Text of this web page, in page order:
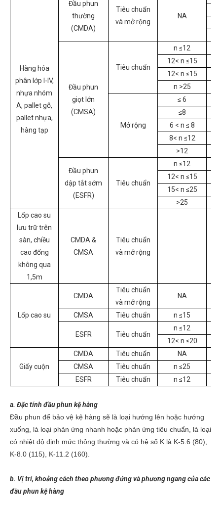
Hàng hóa
phân lớp I-IV,
nhựa nhóm
A, pallet gỗ,
pallet nhựa,
hàng tạp
Đầu phun
thường
(CMDA)
Tiêu chuẩn
và mở rộng
NA
Đầu phun
giọt lớn
(CMSA)
Tiêu chuẩn
n ≤12
12< n ≤15
12< n ≤15
n >25
Mở rộng
≤ 6
≤8
6 < n ≤ 8
8< n ≤12
>12
Đầu phun
dập tắt sớm
(ESFR)
Tiêu chuẩn
n ≤12
12< n ≤15
15< n ≤25
>25
Lốp cao su
lưu trữ trên
sàn, chiều
cao đống
không qua
1,5m
CMDA &
CMSA
Tiêu chuẩn
và mở rộng
Lốp cao su
CMDA
Tiêu chuẩn
và mở rộng
NA
CMSA Tiêu chuẩn n ≤15
ESFR Tiêu chuẩn
n ≤12
12< n ≤20
Giấy cuộn
CMDA Tiêu chuẩn NA
CMSA
Tiêu chuẩn
n ≤25
ESFR
Tiêu chuẩn n ≤12
a. Đặc tính đầu phun kệ hàng
Đầu phun để bảo vệ kệ hàng sẽ là loại hướng lên hoặc hướng
xuống, là loại phản ứng nhanh hoặc phản ứng tiêu chuẩn, là loại
có nhiệt độ định mức thông thường và có hệ số K là K-5.6 (80),
K-8.0 (115), K-11.2 (160).
b. Vị trí, khoảng cách theo phương đứng và phương ngang của các
đầu phun kệ hàng